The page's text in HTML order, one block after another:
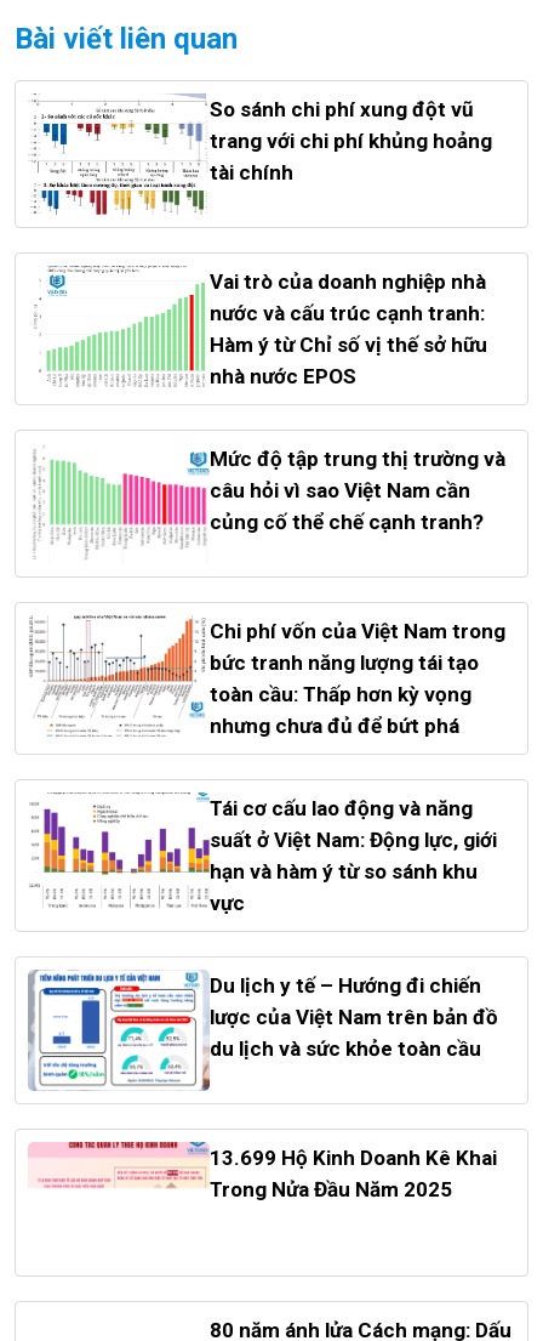
Bài viết liên quan
So sánh chi phí xung đột vũ
trang với chi phí khủng hoảng
tài chính
Vai trò của doanh nghiệp nhà
nước và cấu trúc cạnh tranh:
Hàm ý từ Chỉ số vị thế sở hữu
nhà nước EPOS
Mức độ tập trung thị trường và
câu hỏi vì sao Việt Nam cần
củng cố thể chế cạnh tranh?
Chi phí vốn của Việt Nam trong
bức tranh năng lượng tái tạo
toàn cầu: Thấp hơn kỳ vọng
nhưng chưa đủ để bứt phá
Tái cơ cấu lao động và năng
suất ở Việt Nam: Động lực, giới
hạn và hàm ý từ so sánh khu
vực
Du lịch y tế – Hướng đi chiến
lược của Việt Nam trên bản đồ
du lịch và sức khỏe toàn cầu
13.699 Hộ Kinh Doanh Kê Khai
Trong Nửa Đầu Năm 2025
80 năm ánh lửa Cách mạng: Dấu